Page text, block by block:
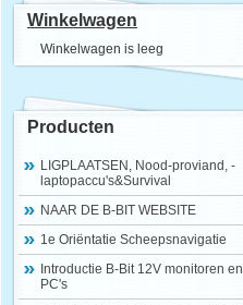
Winkelwagen
Winkelwagen is leeg
Producten
LIGPLAATSEN, Nood-proviand, -
laptopaccu's&Survival
NAAR DE B-BIT WEBSITE
1e Oriëntatie Scheepsnavigatie
Introductie B-Bit 12V monitoren en
PC's